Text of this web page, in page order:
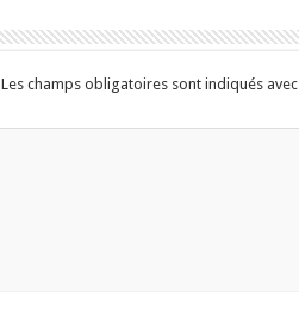
Les champs obligatoires sont indiqués avec